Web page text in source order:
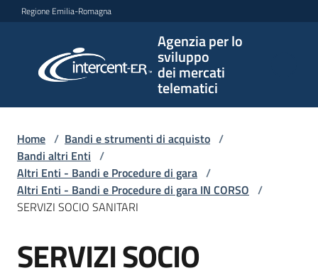
Vai al contenuto
Vai alla navigazione
Vai al footer
Regione Emilia-Romagna
Agenzia per lo
sviluppo
dei mercati
telematici
per lo
sviluppo
telematici
L'Agenzia
Bandi
Home / Bandi e strumenti di acquisto /
Bandi altri Enti /
Altri Enti - Bandi e Procedure di gara /
Altri Enti - Bandi e Procedure di gara IN CORSO /
SERVIZI SOCIO SANITARI
Salta al contenuto
SERVIZI SOCIO